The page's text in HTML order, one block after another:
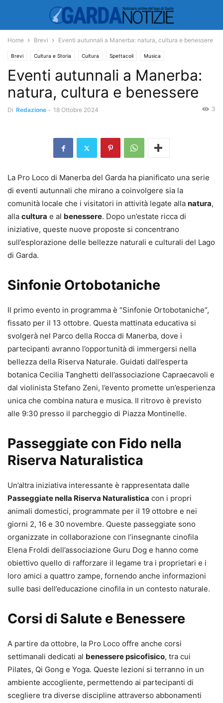
Home Brevi Eventi autunnali a Manerba: natura, cultura e benessere
Brevi Cultura e Storia Cultura Spettacoli Musica
Eventi autunnali a Manerba:
natura, cultura e benessere
Di Redazione - 18 Ottobre 2024 3
La Pro Loco di Manerba del Garda ha pianificato una serie
di eventi autunnali che mirano a coinvolgere sia la
comunità locale che i visitatori in attività legate alla natura,
alla cultura e al benessere. Dopo un’estate ricca di
iniziative, queste nuove proposte si concentrano
sull’esplorazione delle bellezze naturali e culturali del Lago
di Garda.
Sinfonie Ortobotaniche
Il primo evento in programma è “Sinfonie Ortobotaniche”,
fissato per il 13 ottobre. Questa mattinata educativa si
svolgerà nel Parco della Rocca di Manerba, dove i
partecipanti avranno l’opportunità di immergersi nella
bellezza della Riserva Naturale. Guidati dall’esperta
botanica Cecilia Tanghetti dell’associazione Capraecavoli e
dal violinista Stefano Zeni, l’evento promette un’esperienza
unica che combina natura e musica. Il ritrovo è previsto
alle 9:30 presso il parcheggio di Piazza Montinelle.
Passeggiate con Fido nella
Riserva Naturalistica
Un’altra iniziativa interessante è rappresentata dalle
Passeggiate nella Riserva Naturalistica con i propri
animali domestici, programmate per il 19 ottobre e nei
giorni 2, 16 e 30 novembre. Queste passeggiate sono
organizzate in collaborazione con l’insegnante cinofila
Elena Froldi dell’associazione Guru Dog e hanno come
obiettivo quello di rafforzare il legame tra i proprietari e i
loro amici a quattro zampe, fornendo anche informazioni
sulle basi dell’educazione cinofila in un contesto naturale.
Corsi di Salute e Benessere
A partire da ottobre, la Pro Loco offre anche corsi
settimanali dedicati al benessere psicofisico, tra cui
Pilates, Qi Gong e Yoga. Queste lezioni si terranno in un
ambiente accogliente, permettendo ai partecipanti di
scegliere tra diverse discipline attraverso abbonamenti